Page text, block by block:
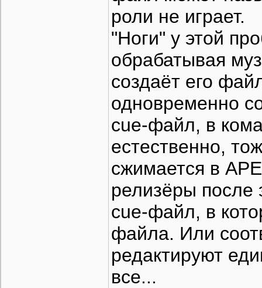
роли не играет.
"Ноги" у этой
обрабатывая
создаёт его
одновременно
cue-файл, в
естественно,
сжимается в
релизёры после
cue-файл, в
файла. Или
редактируют
все...